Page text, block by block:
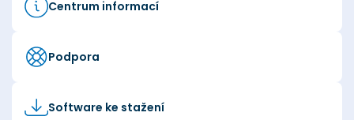
Centrum informací
Podpora
Software ke stažení